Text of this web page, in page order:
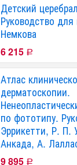
Детский
Руководство
Немкова
6 215 Р
Атлас
дерматоскопии.
по фототипу.
Эррикетти, Р. П.
Анкада, А.
9 895 Р